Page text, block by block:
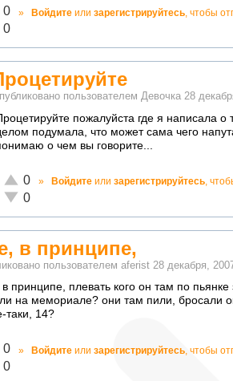
0
0
» Войдите или зарегистрируйтесь, чтобы
пользователем Девочка 28
пожалуйста где я написала
подумала, что может сама чего
о чем вы говорите...
Отлично!
0
Неадекватно!
0
» Войдите или зарегистрируйтесь,
в принципе,
пользователем aferist 28 декабря,
принципе, плевать кого он там по
на мемориале? они там пили, бросали
таки, 14?
0
0
» Войдите или зарегистрируйтесь, чтобы